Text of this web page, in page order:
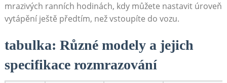
⁢mrazivých ranních​ hodinách, kdy ⁣můžete nastavit úroveň
vytápění ještě předtím, než vstoupíte do vozu.
tabulka: Různé modely‌ a jejich
specifikace rozmrazování